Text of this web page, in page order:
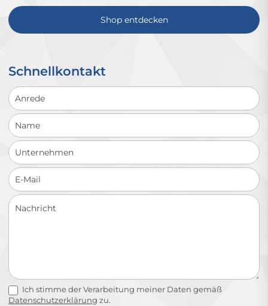
Shop entdecken
Schnellkontakt
Schnellkontakt
Ich stimme der Verarbeitung meiner Daten gemäß
Datenschutzerklärung zu.